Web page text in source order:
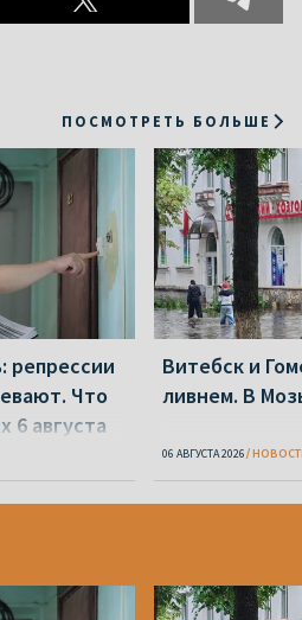
ПОСМОТРЕТЬ БОЛЬШЕ
репрессии
Что
6 августа
Витебск и
ливнем. В
06 АВГУСТА 2026